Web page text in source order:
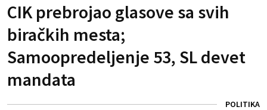
CIK prebrojao glasove sa svih
biračkih mesta;
Samoopredeljenje 53, SL devet
mandata
POLITIKA